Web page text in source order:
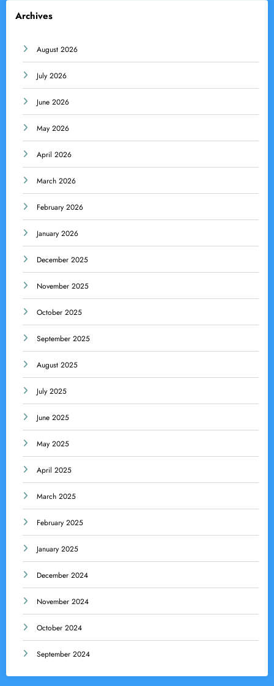
Archives
August 2026
July 2026
June 2026
May 2026
April 2026
March 2026
February 2026
January 2026
December 2025
November 2025
October 2025
September 2025
August 2025
July 2025
June 2025
May 2025
April 2025
March 2025
February 2025
January 2025
December 2024
November 2024
October 2024
September 2024